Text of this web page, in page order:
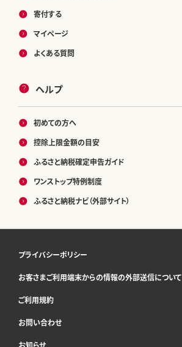
寄付する
マイページ
よくある質問
ヘルプ
初めての方へ
控除上限金額の目安
ふるさと納税確定申告ガイド
ワンストップ特例制度
ふるさと納税ナビ（外部サイト）
プライバシーポリシー
お客さまご利用端末からの情報の外部送信について
ご利用規約
お問い合わせ
お知らせ